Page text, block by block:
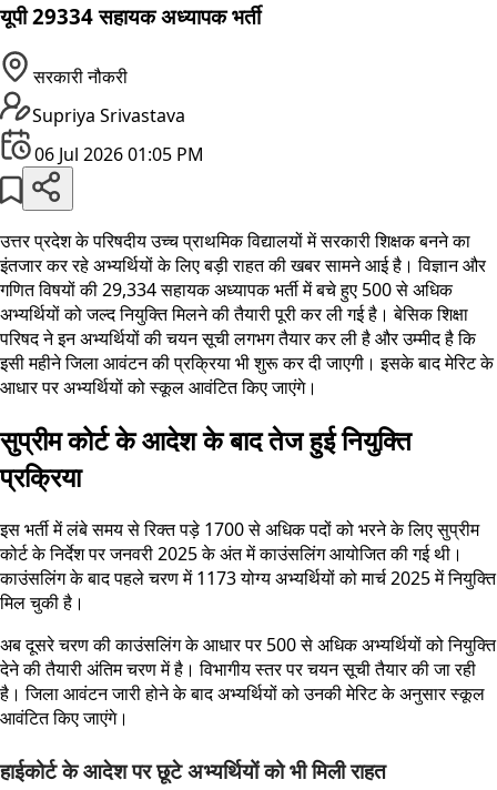
यूपी 29334 सहायक अध्यापक भर्ती
सरकारी नौकरी
Supriya Srivastava
06 Jul 2026 01:05 PM
उत्तर प्रदेश के परिषदीय उच्च प्राथमिक विद्यालयों में सरकारी शिक्षक बनने का
इंतजार कर रहे अभ्यर्थियों के लिए बड़ी राहत की खबर सामने आई है। विज्ञान और
गणित विषयों की 29,334 सहायक अध्यापक भर्ती में बचे हुए 500 से अधिक
अभ्यर्थियों को जल्द नियुक्ति मिलने की तैयारी पूरी कर ली गई है। बेसिक शिक्षा
परिषद ने इन अभ्यर्थियों की चयन सूची लगभग तैयार कर ली है और उम्मीद है कि
इसी महीने जिला आवंटन की प्रक्रिया भी शुरू कर दी जाएगी। इसके बाद मेरिट के
आधार पर अभ्यर्थियों को स्कूल आवंटित किए जाएंगे।
सुप्रीम कोर्ट के आदेश के बाद तेज हुई नियुक्ति
प्रक्रिया
इस भर्ती में लंबे समय से रिक्त पड़े 1700 से अधिक पदों को भरने के लिए सुप्रीम
कोर्ट के निर्देश पर जनवरी 2025 के अंत में काउंसलिंग आयोजित की गई थी।
काउंसलिंग के बाद पहले चरण में 1173 योग्य अभ्यर्थियों को मार्च 2025 में नियुक्ति
मिल चुकी है।
अब दूसरे चरण की काउंसलिंग के आधार पर 500 से अधिक अभ्यर्थियों को नियुक्ति
देने की तैयारी अंतिम चरण में है। विभागीय स्तर पर चयन सूची तैयार की जा रही
है। जिला आवंटन जारी होने के बाद अभ्यर्थियों को उनकी मेरिट के अनुसार स्कूल
आवंटित किए जाएंगे।
हाईकोर्ट के आदेश पर छूटे अभ्यर्थियों को भी मिली राहत